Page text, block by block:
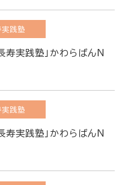
実践塾
寿実践塾」かわらばんN
実践塾
寿実践塾」かわらばんN